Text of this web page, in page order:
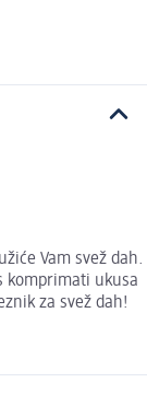
Vam svež dah.
komprimati ukusa
za svež dah!